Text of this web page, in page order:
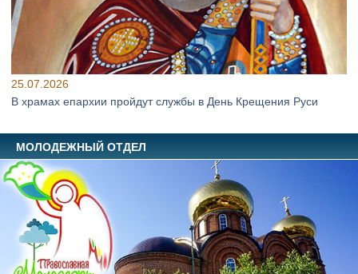
25.07.2026
В храмах епархии пройдут службы в День Крещения Руси
МОЛОДЕЖНЫЙ ОТДЕЛ